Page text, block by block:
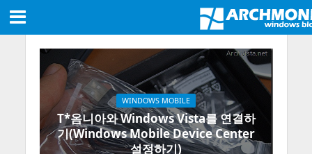
WINDOWS MOBILE
T*옴니아와 Windows Vista를 연결하
기(Windows Mobile Device Center
설정하기)